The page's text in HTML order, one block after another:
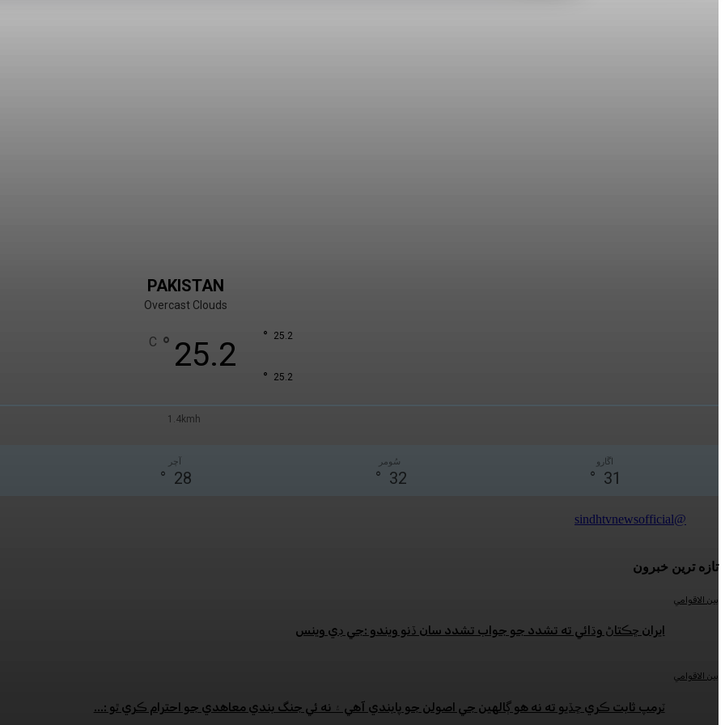
PAKISTAN
Overcast Clouds
25.2
°
C 25.2
°
25.2
°
1.4kmh
آچر
28
°
سُومر
32
°
اڱارو
31
°
@sindhtvnewsofficial
تازه ترين خبرون
بين الاقوامي
ايران ڇڪتاڻ وڌائي ته تشدد جو جواب تشدد سان ڏنو ويندو :جي ڊي وينس
بين الاقوامي
ٽرمپ ثابت ڪري ڇڏيو ته نه هو ڳالهين جي اصولن جو پابندي آهي ۽ نه ئي جنگ بندي معاهدي جو احترام ڪري ٿو :...